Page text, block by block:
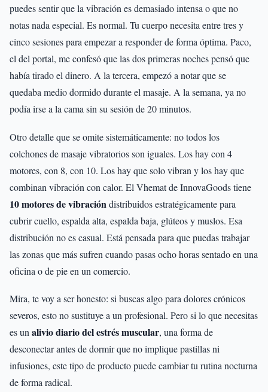
puedes sentir que la vibración es demasiado intensa o que no
notas nada especial. Es normal. Tu cuerpo necesita entre tres y
cinco sesiones para empezar a responder de forma óptima. Paco,
el del portal, me confesó que las dos primeras noches pensó que
había tirado el dinero. A la tercera, empezó a notar que se
quedaba medio dormido durante el masaje. A la semana, ya no
podía irse a la cama sin su sesión de 20 minutos.
Otro detalle que se omite sistemáticamente: no todos los
colchones de masaje vibratorios son iguales. Los hay con 4
motores, con 8, con 10. Los hay que solo vibran y los hay que
combinan vibración con calor. El Vhemat de InnovaGoods tiene
10 motores de vibracióndistribuidos estratégicamente para
cubrir cuello, espalda alta, espalda baja, glúteos y muslos. Esa
distribución no es casual. Está pensada para que puedas trabajar
las zonas que más sufren cuando pasas ocho horas sentado en una
oficina o de pie en un comercio.
Mira, te voy a ser honesto: si buscas algo para dolores crónicos
severos, esto no sustituye a un profesional. Pero si lo que necesitas
es unalivio diario del estrés muscular, una forma de
desconectar antes de dormir que no implique pastillas ni
infusiones, este tipo de producto puede cambiar tu rutina nocturna
de forma radical.